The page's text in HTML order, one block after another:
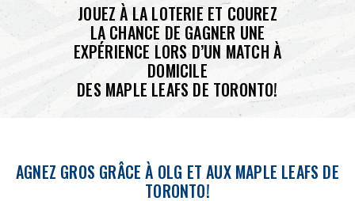
JOUEZ À LA LOTERIE ET COUREZ
LA CHANCE DE GAGNER UNE
EXPÉRIENCE LORS D’UN MATCH À
DOMICILE
DES MAPLE LEAFS DE TORONTO!
AGNEZ GROS GRÂCE À OLG ET AUX MAPLE LEAFS DE
TORONTO!